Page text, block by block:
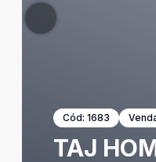
Cód: 1683
TAJ